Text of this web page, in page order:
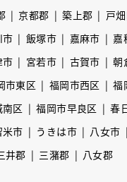
京都郡 築上郡
戸
市 飯塚市 嘉麻市 嘉
市 宮若市 古賀市 朝
市東区 福岡市西区 福
区 福岡市早良区 春
市 うきは市 八女市
井郡 三潴郡 八女郡